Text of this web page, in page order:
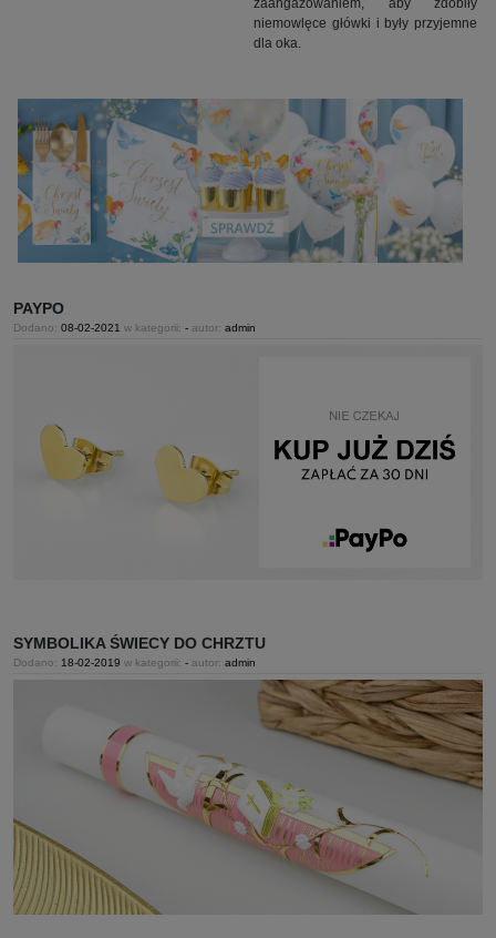
zaangażowaniem, aby zdobiły
niemowlęce główki i były przyjemne
dla oka.
PAYPO
Dodano: 08-02-2021 w kategorii: - autor: admin
SYMBOLIKA ŚWIECY DO CHRZTU
Dodano: 18-02-2019 w kategorii: - autor: admin